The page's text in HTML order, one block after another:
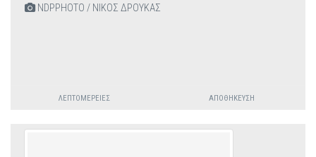
NDPPHOTO / ΝΙΚΟΣ ΔΡΟΥΚΑΣ
ΛΕΠΤΟΜΈΡΕΙΕΣ ΑΠΟΘΉΚΕΥΣΗ